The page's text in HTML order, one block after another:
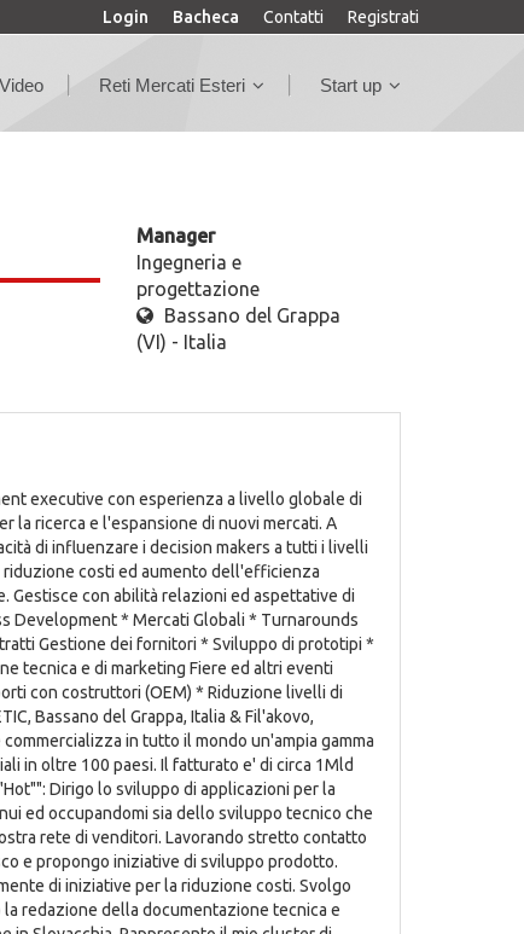
Login Bacheca Contatti Registrati
Video Reti Mercati Esteri Start up
Manager
Ingegneria e
progettazione
Bassano del Grappa
(VI) - Italia
executive con esperienza a livello globale di
la ricerca e l'espansione di nuovi mercati. A
di influenzare i decision makers a tutti i livelli
costi ed aumento dell'efficienza
con abilità relazioni ed aspettative di
Development * Mercati Globali * Turnarounds
Gestione dei fornitori * Sviluppo di prototipi *
tecnica e di marketing Fiere ed altri eventi
con costruttori (OEM) * Riduzione livelli di
Bassano del Grappa, Italia & Fil'akovo,
in tutto il mondo un'ampia gamma
in oltre 100 paesi. Il fatturato e' di circa 1Mld
Dirigo lo sviluppo di applicazioni per la
ed occupandomi sia dello sviluppo tecnico che
rete di venditori. Lavorando stretto contatto
e propongo iniziative di sviluppo prodotto.
di iniziative per la riduzione costi. Svolgo
redazione della documentazione tecnica e